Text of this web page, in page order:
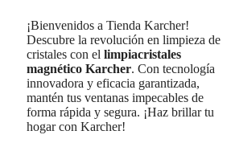
¡Bienvenidos a Tienda Karcher!
Descubre la revolución en limpieza de
cristales con el limpiacristales
magnético Karcher. Con tecnología
innovadora y eficacia garantizada,
mantén tus ventanas impecables de
forma rápida y segura. ¡Haz brillar tu
hogar con Karcher!